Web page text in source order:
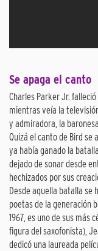
Se apaga el canto
Charles Parker Jr.
mientras veía la
y admiradora, la
Quizá el canto de Bird se
ya había ganado la
dejado de sonar desde
hechizados por sus
Desde aquella batalla
poetas de la generación
1967, es uno de sus más
figura del saxofonista),
dedicó una laureada